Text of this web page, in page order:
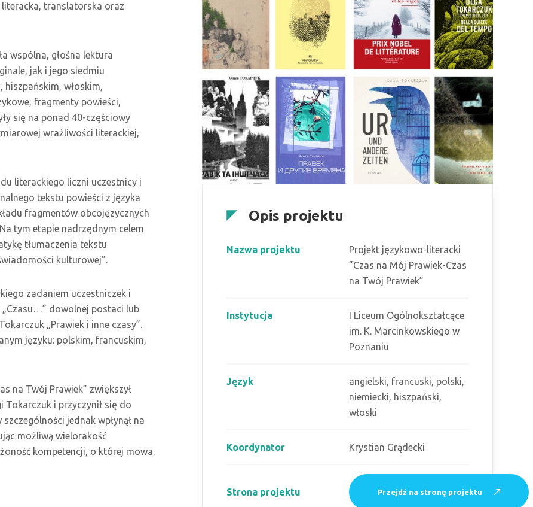
literacka, translatorska oraz
wspólna, głośna lektura
jak i jego siedmiu
hiszpańskim, włoskim,
fragmenty powieści,
się na ponad 40-częściowy
wrażliwości literackiej,
literackiego liczni uczestnicy i
tekstu powieści z języka
fragmentów obcojęzycznych
tym etapie nadrzędnym celem
tłumaczenia tekstu
kulturowej”.
zadaniem uczestniczek i
„Czasu…” dowolnej postaci lub
„Prawiek i inne czasy”.
języku: polskim, francuskim,
na Twój Prawiek” zwiększył
Tokarczuk i przyczynił się do
jednak wpłynął na
możliwą wielorakość
kompetencji, o której mowa.
Opis projektu
Nazwa projektu
Projekt językowo-literacki
”Czas na Mój Prawiek-Czas
na Twój Prawiek”
Instytucja
I Liceum Ogólnokształcące
im. K. Marcinkowskiego w
Poznaniu
Język
angielski, francuski, polski,
niemiecki, hiszpański,
włoski
Koordynator Krystian Grądecki
Strona projektu Przejdź na stronę projektu